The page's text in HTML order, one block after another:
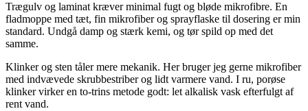
Trægulv og laminat kræver minimal fugt og bløde mikrofibre. En
fladmoppe med tæt, fin mikrofiber og sprayflaske til dosering er min
standard. Undgå damp og stærk kemi, og tør spild op med det
samme.
Klinker og sten tåler mere mekanik. Her bruger jeg gerne mikrofiber
med indvævede skrubbestriber og lidt varmere vand. I ru, porøse
klinker virker en to-trins metode godt: let alkalisk vask efterfulgt af
rent vand.